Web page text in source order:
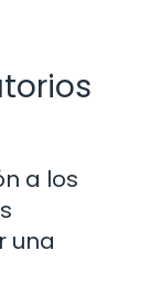
a los
una